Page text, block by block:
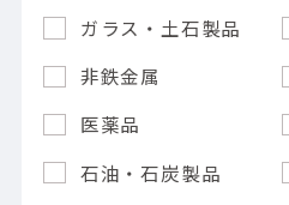
ガラス・土石製品
非鉄金属
医薬品
石油・石炭製品